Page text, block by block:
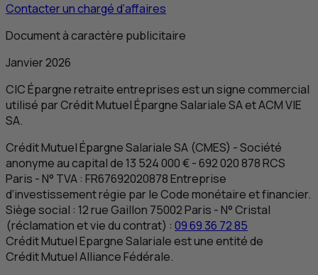
Contacter un chargé d’affaires
Document à caractère publicitaire
Janvier 2026
CICÉpargne retraite entreprisesest un signe commercial
utilisé par Crédit Mutuel Épargne SalarialeSAetACM VIE
SA.
Crédit Mutuel Épargne SalarialeSA (CMES) - Société
anonyme au capital de 13 524 000 € - 692 020 878RCS
Paris - N° TVA: FR67692020878 Entreprise
d’investissement régie par le Code monétaire et financier.
Siège social : 12 rue Gaillon 75002 Paris - N° Cristal
(réclamation et vie du contrat) : 09 69 36 72 85
Crédit Mutuel Epargne Salariale est une entité de
Crédit Mutuel Alliance Fédérale.